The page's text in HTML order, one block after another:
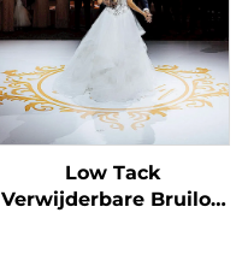
Low Tack
Verwijderbare Bruiloft